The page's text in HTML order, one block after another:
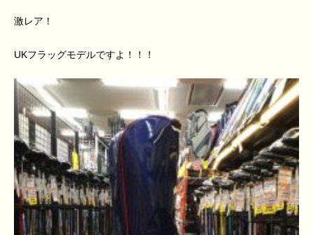
激レア！
UKフラッグモデルですよ！！！